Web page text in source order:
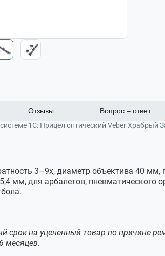
Отзывы
Вопрос – ответ
1С: Прицел оптический Veber Храбрый
3–9х, диаметр объектива 40 мм,
мм, для арбалетов, пневматического
срок на уцененный товар по причине
месяцев.